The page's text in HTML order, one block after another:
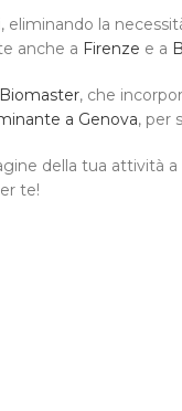
la
anche a Firenze e a
, che
a Genova, per
della tua attività
te!